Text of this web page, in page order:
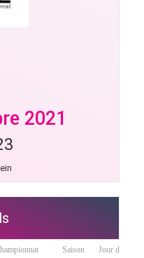
2021
Saison Jour de match